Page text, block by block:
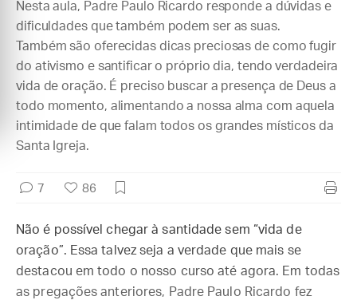
Nesta aula, Padre Paulo Ricardo responde a dúvidas e
dificuldades que também podem ser as suas.
Também são oferecidas dicas preciosas de como fugir
do ativismo e santificar o próprio dia, tendo verdadeira
vida de oração. É preciso buscar a presença de Deus a
todo momento, alimentando a nossa alma com aquela
intimidade de que falam todos os grandes místicos da
Santa Igreja.
7 86
Não é possível chegar à santidade sem “vida de
oração”. Essa talvez seja a verdade que mais se
destacou em todo o nosso curso até agora. Em todas
as pregações anteriores, Padre Paulo Ricardo fez